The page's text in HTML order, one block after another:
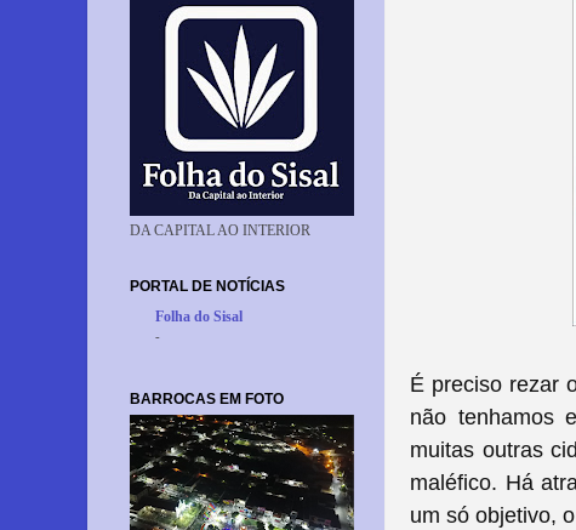
É preciso rezar
não tenhamos
muitas outras
maléfico. Há
um só objetivo,
DA CAPITAL AO INTERIOR
PORTAL DE NOTÍCIAS
Folha do Sisal
-
BARROCAS EM FOTO